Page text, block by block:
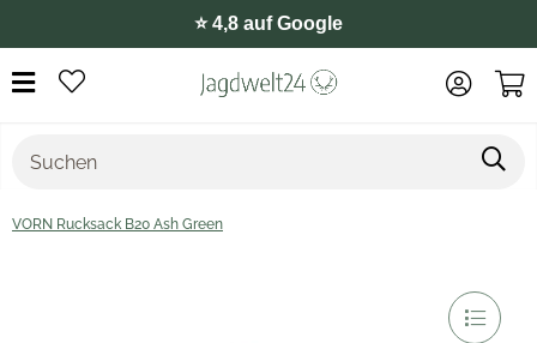
⭐️ 4,8 auf Google
VORN Rucksack B20 Ash Green